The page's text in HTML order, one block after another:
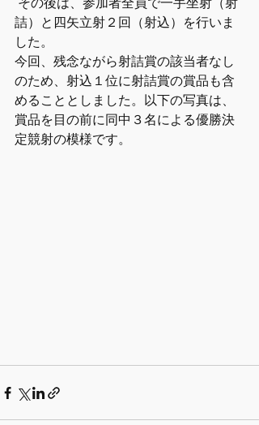
詰）と四矢立射２回（射込）を行いま
した。
今回、残念ながら射詰賞の該当者なし
のため、射込１位に射詰賞の賞品も含
めることとしました。以下の写真は、
賞品を目の前に同中３名による優勝決
定競射の模様です。